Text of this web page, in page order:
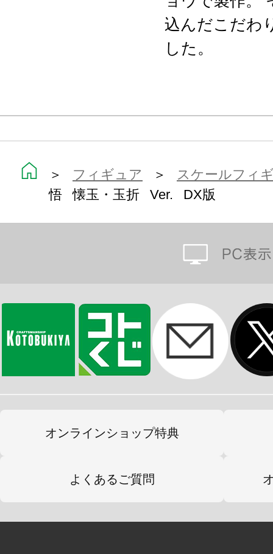
込んだこだわ
した。
＞ フィギュア ＞
スケールフィ
悟 懐玉・玉折 Ver. DX版
オンラインショップ特典
よくあるご質問